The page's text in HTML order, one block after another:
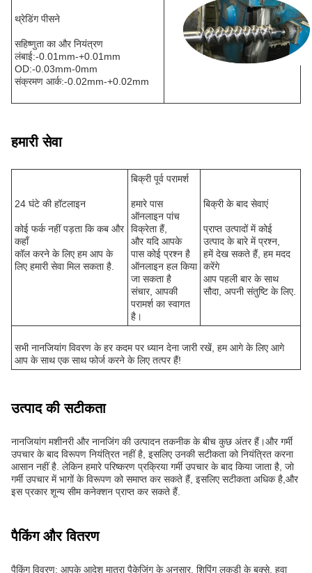
थ्रेडिंग पीसने
सहिष्णुता का और नियंत्रण
लंबाई:-0.01mm-+0.01mm
OD:-0.03mm-0mm
संक्रमण आर्क:-0.02mm-+0.02mm
हमारी सेवा
24 घंटे की हॉटलाइन
कोई फर्क नहीं पड़ता कि कब और
कहाँ
कॉल करने के लिए हम आप के
लिए हमारी सेवा मिल सकता है.
बिक्री पूर्व परामर्श
हमारे पास
ऑनलाइन पांच
विक्रेता हैं,
और यदि आपके
पास कोई प्रश्न है
ऑनलाइन हल किया
जा सकता है
संचार, आपकी
परामर्श का स्वागत
है।
बिक्री के बाद सेवाएं
प्राप्त उत्पादों में कोई
उत्पाद के बारे में प्रश्न,
हमें देख सकते हैं, हम मदद
करेंगे
आप पहली बार के साथ
सौदा, अपनी संतुष्टि के लिए.
सभी नानजियांग विवरण के हर कदम पर ध्यान देना जारी रखें, हम आगे के लिए आगे
आप के साथ एक साथ फोर्ज करने के लिए तत्पर हैं!
उत्पाद की सटीकता
नानजियांग मशीनरी और नानजिंग की उत्पादन तकनीक के बीच कुछ अंतर हैं।और गर्मी
उपचार के बाद विरूपण नियंत्रित नहीं है, इसलिए उनकी सटीकता को नियंत्रित करना
आसान नहीं है. लेकिन हमारे परिष्करण प्रक्रिया गर्मी उपचार के बाद किया जाता है, जो
गर्मी उपचार में भागों के विरूपण को समाप्त कर सकते हैं, इसलिए सटीकता अधिक है,और
इस प्रकार शून्य सीम कनेक्शन प्राप्त कर सकते हैं.
पैकिंग और वितरण
पैकिंग विवरण: आपके आदेश मात्रा पैकेजिंग के अनुसार, शिपिंग लकड़ी के बक्से, हवा